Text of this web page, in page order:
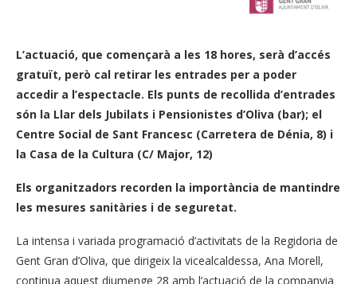
L’actuació, que començarà a les 18 hores, serà d’accés
gratuït, però cal retirar les entrades per a poder
accedir a l’espectacle. Els punts de recollida d’entrades
són la Llar dels Jubilats i Pensionistes d’Oliva (bar); el
Centre Social de Sant Francesc (Carretera de Dénia, 8) i
la Casa de la Cultura (C/ Major, 12)
Els organitzadors recorden la importància de mantindre
les mesures sanitàries i de seguretat.
La intensa i variada programació d’activitats de la Regidoria de
Gent Gran d’Oliva, que dirigeix la vicealcaldessa, Ana Morell,
continua aquest diumenge 28 amb l’actuació de la companyia